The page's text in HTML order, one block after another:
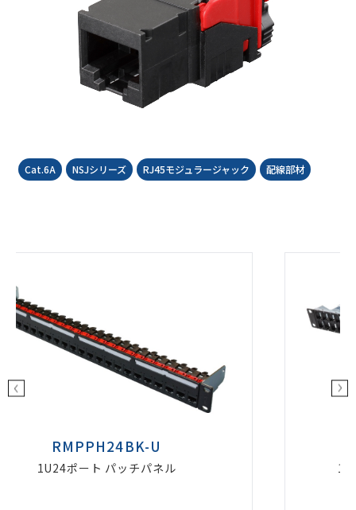
Cat.6A NSJシリーズ RJ45モジュラージャック 配線部材
RMPPH48BK-S
1U48ポート シールドパッチパネル